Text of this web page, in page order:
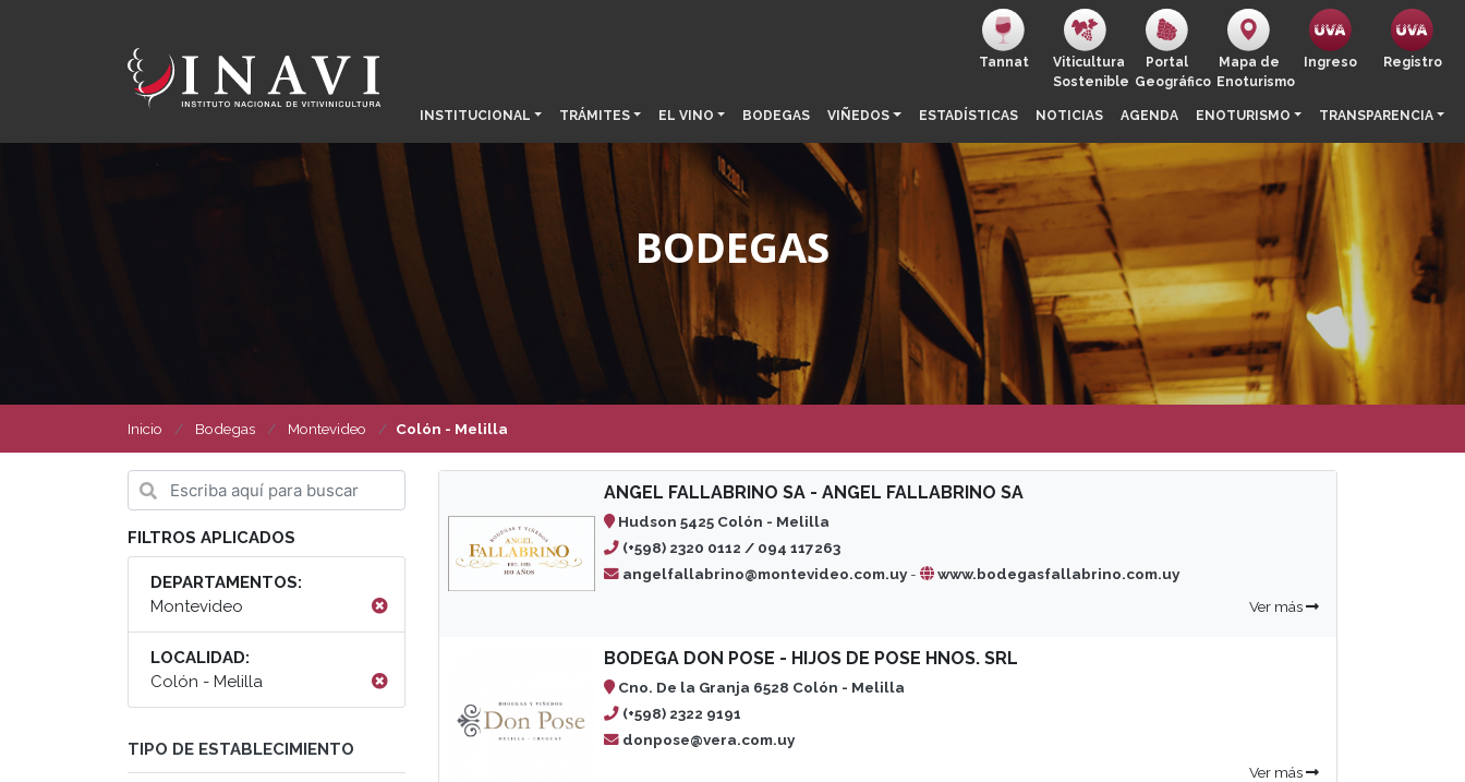
Tannat
Viticultura
Sostenible
Portal
Geográfico
Mapa de
Enoturismo
Ingreso Registro
INSTITUCIONAL TRÁMITES EL VINO BODEGAS VIÑEDOS ESTADÍSTICAS NOTICIAS AGENDA ENOTURISMO TRANSPARENCIA
BODEGAS
Inicio Bodegas Montevideo Colón - Melilla
ANGEL FALLABRINO SA - ANGEL FALLABRINO SA
Hudson 5425 Colón - Melilla
(+598) 2320 0112 / 094 117263
angelfallabrino@montevideo.com.uy-
www.bodegasfallabrino.com.uy
Ver más
BODEGA DON POSE - HIJOS DE POSE HNOS. SRL
Cno. De la Granja 6528 Colón - Melilla
(+598) 2322 9191
donpose@vera.com.uy
Ver más
FILTROS APLICADOS
DEPARTAMENTOS:
Montevideo
LOCALIDAD:
Colón - Melilla
TIPO DE ESTABLECIMIENTO